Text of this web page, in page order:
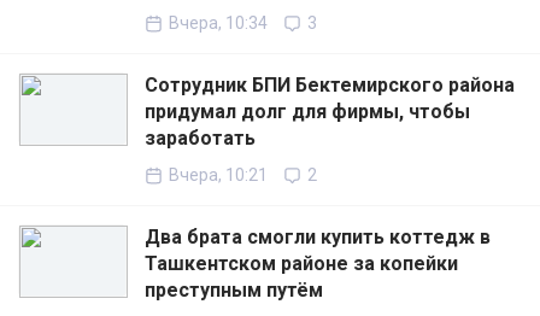
Вчера, 10:34 3
Сотрудник БПИ Бектемирского района
придумал долг для фирмы, чтобы
заработать
Вчера, 10:21 2
Два брата смогли купить коттедж в
Ташкентском районе за копейки
преступным путём